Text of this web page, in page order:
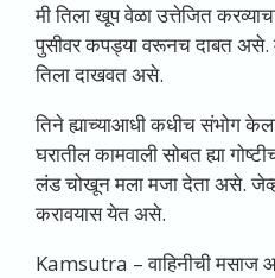
मी तिला खूप वेळा उत्तेजित
पुसीवर कपड्या वरूनच दाबत असे.
तिला दाखवत असे.
तिने ह्याच्याआधी कधीच संभोग
घरातील कामवाली सोबत ह्या
लंड चोखून मला मजा देता असे.
करावयास येत असे.
Kamsutra –वाहिनीची